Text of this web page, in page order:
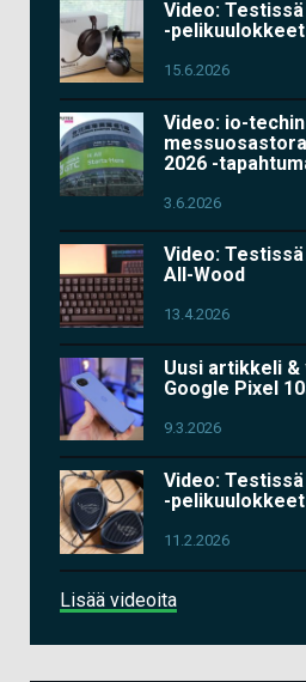
Video:
-pelikuulokkeet
15.6.2026
Video: io-techin
2026 -
3.6.2026
Video: Testissä
All-Wood
13.4.2026
Uusi artikkeli
Google Pixel
9.3.2026
Video: Testissä
-pelikuulokkeet
11.2.2026
Lisää videoita